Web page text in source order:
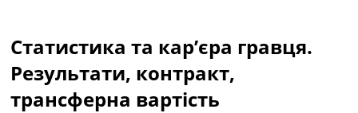
Чемпіонат Світу
Україна. Прем’єр-Ліга
Україна. Перша Ліга
Ліга Чемпіонів
Статистика та кар’єра гравця.
Результати, контракт,
трансферна вартість